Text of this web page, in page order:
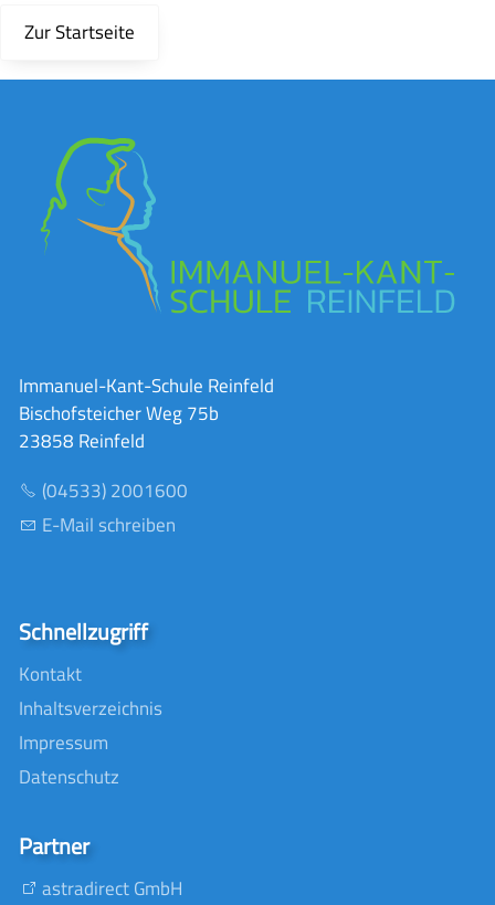
Zur Startseite
Immanuel-Kant-Schule Reinfeld
Bischofsteicher Weg 75b
23858 Reinfeld
(04533) 2001600
E-Mail schreiben
Schnellzugriff
Kontakt
Inhaltsverzeichnis
Impressum
Datenschutz
Partner
astradirect GmbH